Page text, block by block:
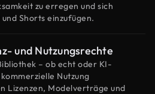
zu erregen und sich
Shorts einzufügen.
und Nutzungsrechte
– ob echt oder KI-
Nutzung
Lizenzen, Modelverträge und